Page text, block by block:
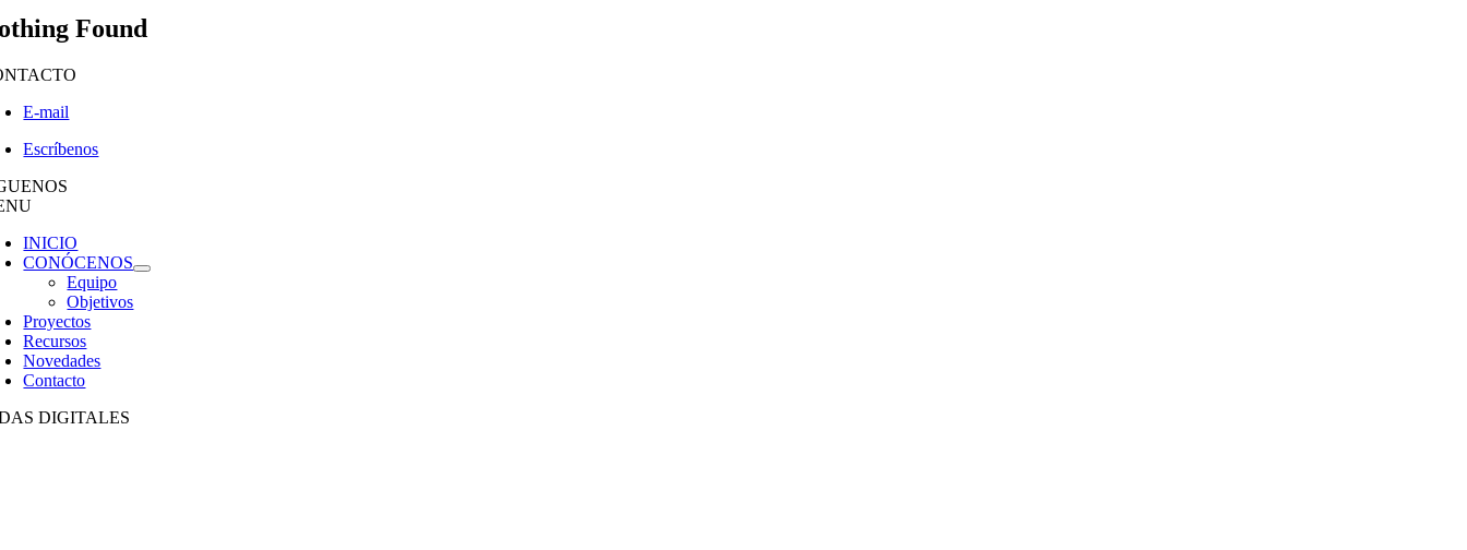
Found
E-mail
Escríbenos
INICIO
CONÓCENOS
Equipo
Objetivos
Proyectos
Recursos
Novedades
Contacto
DIGITALES